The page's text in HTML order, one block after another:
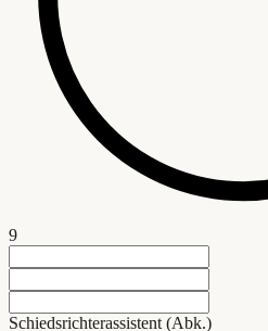
9
Schiedsrichterassistent (Abk.)